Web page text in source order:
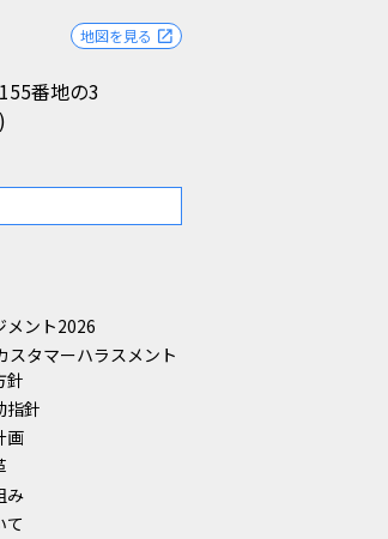
番地の3
地図を見る open_in_new
メント2026
スタマーハラスメント
針
指針
画
み
て